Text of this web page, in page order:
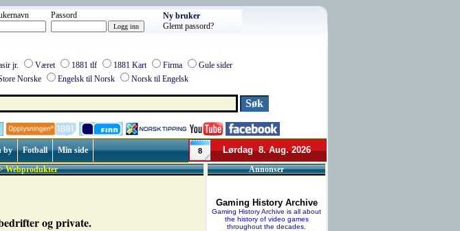
Passord
Ny bruker
Glemt passord?
jr. Været 1881 tlf 1881 Kart Firma
Gule sider
Norske Engelsk til Norsk Norsk til Engelsk
by Fotball Min side 8 Lørdag 8. Aug. 2026
Webprodukter
og private.
Annonser